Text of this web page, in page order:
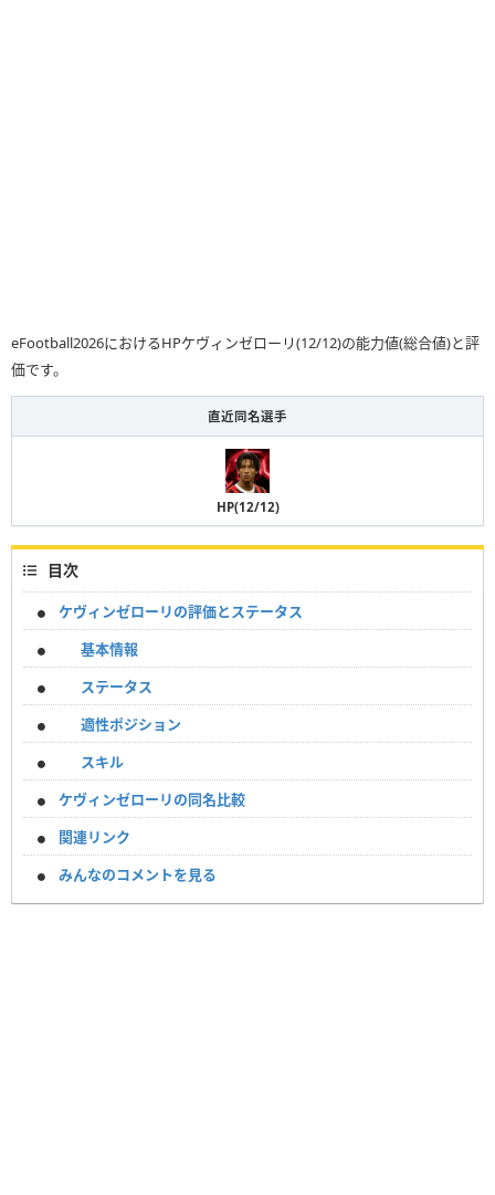
eFootball2026におけるHPケヴィンゼローリ(12/12)の能力値(総合値)と評
価です。
直近同名選手
HP(12/12)
目次
ケヴィンゼローリの評価とステータス
基本情報
ステータス
適性ポジション
スキル
ケヴィンゼローリの同名比較
関連リンク
みんなのコメントを見る